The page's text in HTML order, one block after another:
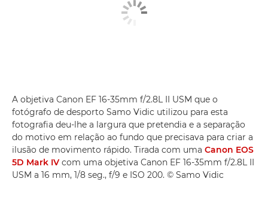
A objetiva Canon EF 16-35mm f/2.8L II USM que o
fotógrafo de desporto Samo Vidic utilizou para esta
fotografia deu-lhe a largura que pretendia e a separação
do motivo em relação ao fundo que precisava para criar a
ilusão de movimento rápido. Tirada com uma Canon EOS
5D Mark IV com uma objetiva Canon EF 16-35mm f/2.8L II
USM a 16 mm, 1/8 seg., f/9 e ISO 200. © Samo Vidic